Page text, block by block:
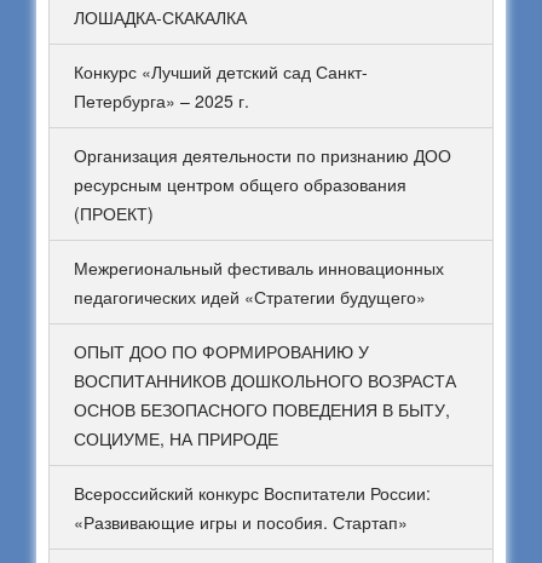
ЛОШАДКА-СКАКАЛКА
Конкурс «Лучший детский сад Санкт-
Петербурга» – 2025 г.
Организация деятельности по признанию ДОО
ресурсным центром общего образования
(ПРОЕКТ)
Межрегиональный фестиваль инновационных
педагогических идей «Стратегии будущего»
ОПЫТ ДОО ПО ФОРМИРОВАНИЮ У
ВОСПИТАННИКОВ ДОШКОЛЬНОГО ВОЗРАСТА
ОСНОВ БЕЗОПАСНОГО ПОВЕДЕНИЯ В БЫТУ,
СОЦИУМЕ, НА ПРИРОДЕ
Всероссийский конкурс Воспитатели России:
«Развивающие игры и пособия. Стартап»